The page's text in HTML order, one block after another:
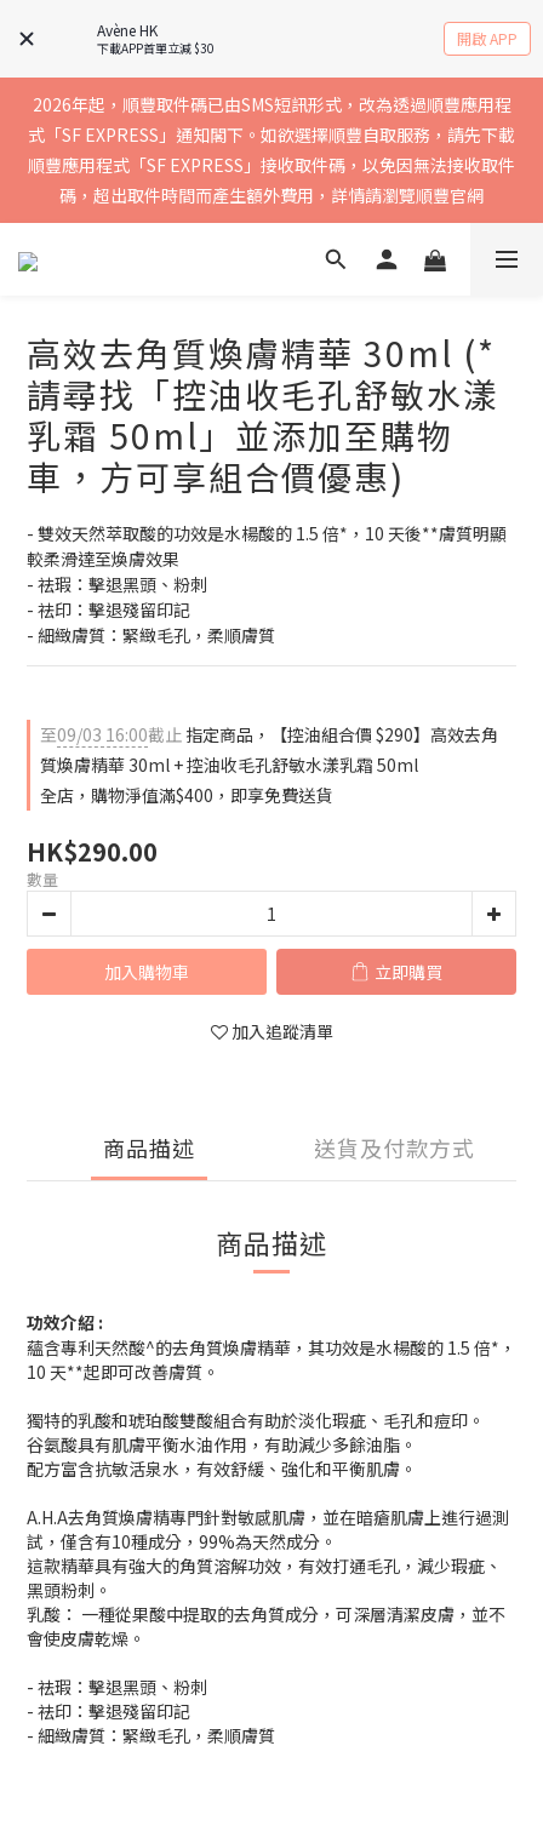
Avène HK
下載APP首單立減 $30 開啟 APP
買滿$400免運費，訂單經順豐速運會於2-5個工作天內送到，請核
實聯絡資料以確保收到送貨通知，暫不支援中國內地及澳門地區
實聯絡資料以確保收到送貨通知，暫不支援中國內地及澳門地區
2026年起，順豐取件碼已由SMS短訊形式，改為透過順豐應用程
式「SF EXPRESS」通知閣下。如欲選擇順豐自取服務，請先下載
順豐應用程式「SF EXPRESS」接收取件碼，以免因無法接收取件
碼，超出取件時間而產生額外費用，詳情請瀏覽順豐官網
高效去角質煥膚精華 30ml (*
請尋找「控油收毛孔舒敏水漾
乳霜 50ml」並添加至購物
車，方可享組合價優惠)
- 雙效天然萃取酸的功效是水楊酸的 1.5 倍*，10 天後**膚質明顯
較柔滑達至煥膚效果
- 祛瑕：擊退黑頭、粉刺
- 祛印：擊退殘留印記
- 細緻膚質：緊緻毛孔，柔順膚質
至09/03 16:00截止 指定商品，【控油組合價 $290】高效去角
質煥膚精華 30ml + 控油收毛孔舒敏水漾乳霜 50ml
全店，購物淨值滿$400，即享免費送貨
HK$290.00
數量
加入購物車 立即購買
加入追蹤清單
商品描述 送貨及付款方式
商品描述
功效介紹 :
蘊含專利天然酸^的去角質煥膚精華，其功效是水楊酸的 1.5 倍*，
10 天**起即可改善膚質。
獨特的乳酸和琥珀酸雙酸組合有助於淡化瑕疵、毛孔和痘印。
谷氨酸具有肌膚平衡水油作用，有助減少多餘油脂。
配方富含抗敏活泉水，有效舒緩、強化和平衡肌膚。
A.H.A去角質煥膚精專門針對敏感肌膚，並在暗瘡肌膚上進行過測
試，僅含有10種成分，99%為天然成分。
這款精華具有強大的角質溶解功效，有效打通毛孔，減少瑕疵、
黑頭粉刺。
乳酸： 一種從果酸中提取的去角質成分，可深層清潔皮膚，並不
會使皮膚乾燥。
- 祛瑕：擊退黑頭、粉刺
- 祛印：擊退殘留印記
- 細緻膚質：緊緻毛孔，柔順膚質